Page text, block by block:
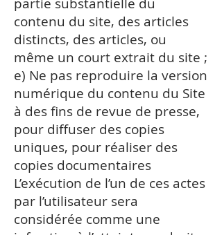
contenu du site, des articles
distincts, des articles, ou
même un court extrait du site ;
e) Ne pas reproduire la version
numérique du contenu du Site
à des fins de revue de presse,
pour diffuser des copies
uniques, pour réaliser des
copies documentaires
L’exécution de l’un de ces actes
par l’utilisateur sera
considérée comme une